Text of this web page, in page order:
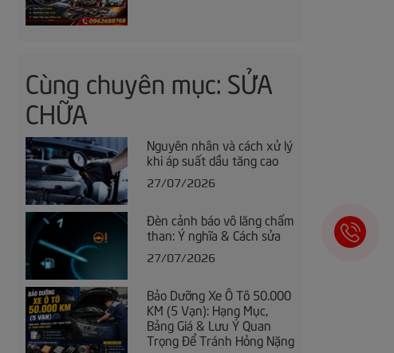
Cùng chuyên mục: SỬA
CHỮA
Nguyên nhân và cách xử lý
khi áp suất dầu tăng cao
27/07/2026
Đèn cảnh báo vô lăng chấm
than: Ý nghĩa & Cách sửa
27/07/2026
Bảo Dưỡng Xe Ô Tô 50.000
KM (5 Vạn): Hạng Mục,
Bảng Giá & Lưu Ý Quan
Trọng Để Tránh Hỏng Nặng